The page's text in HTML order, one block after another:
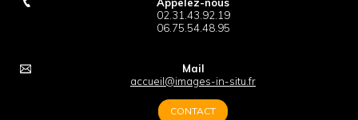
02.31.43.92.19
06.75.54.48.95
Mail
accueil@images-in-situ.fr
CONTACT